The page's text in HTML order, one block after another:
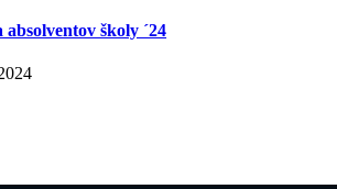
absolventov školy ´24